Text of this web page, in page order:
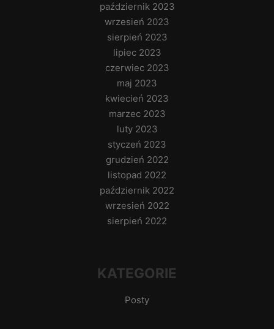
październik 2023
wrzesień 2023
sierpień 2023
lipiec 2023
czerwiec 2023
maj 2023
kwiecień 2023
marzec 2023
luty 2023
styczeń 2023
grudzień 2022
listopad 2022
październik 2022
wrzesień 2022
sierpień 2022
KATEGORIE
Posty